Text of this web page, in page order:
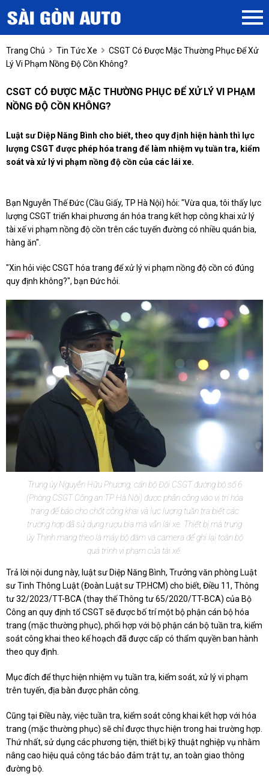
Trang Chủ Tin Tức Xe
CSGT Có Được Mặc Thường Phục Để Xử
Lý Vi Phạm Nồng Độ Cồn Không?
CSGT CÓ ĐƯỢC MẶC THƯỜNG PHỤC ĐỂ XỬ LÝ VI PHẠM
NỒNG ĐỘ CỒN KHÔNG?
Luật sư Diệp Năng Bình cho biết, theo quy định hiện hành thì lực
lượng CSGT được phép hóa trang để làm nhiệm vụ tuần tra, kiểm
soát và xử lý vi phạm nồng độ cồn của các lái xe.
Bạn Nguyễn Thế Đức (Cầu Giấy, TP Hà Nội) hỏi: "Vừa qua, tôi thấy lực
lượng CSGT triển khai phương án hóa trang kết hợp công khai xử lý
tài xế vi phạm nồng độ cồn trên các tuyến đường có nhiều quán bia,
hàng ăn".
"Xin hỏi việc CSGT hóa trang để xử lý vi phạm nồng độ cồn có đúng
quy định không?", bạn Đức hỏi.
Trung úy Nguyễn Hữu Phương, cán bộ Đội CSGT đường bộ số 6
(Phòng CSGT Công an TP Hà Nội) được phân công vào vị trí hóa
trang để báo cho chốt công khai và lực lượng tuần tra biết các
trường hợp đã sử dụng rượu bia mà vẫn lái xe. Thiết bị mà trung
úy Thịnh mang theo là máy bộ đàm và camera để ghi lại toàn bộ
quá trình vi phạm của tài xế.
Trả lời nội dung này, luật sư Diệp Năng Bình, Trưởng văn phòng Luật
sư Tinh Thông Luật (Đoàn Luật sư TP.HCM) cho biết, Điều 11, Thông
tư 32/2023/TT-BCA (thay thế Thông tư 65/2020/TT-BCA) của Bộ
Công an quy định tổ CSGT sẽ được bố trí một bộ phận cán bộ hóa
trang (mặc thường phục), phối hợp với bộ phận cán bộ tuần tra, kiểm
soát công khai theo kế hoạch đã được cấp có thẩm quyền ban hành
theo quy định.
Mục đích để thực hiện nhiệm vụ tuần tra, kiểm soát, xử lý vi phạm
trên tuyến, địa bàn được phân công.
Cũng tại Điều này, việc tuần tra, kiểm soát công khai kết hợp với hóa
trang (mặc thường phục) sẽ chỉ được thực hiện trong hai trường hợp.
Thứ nhất, sử dụng các phương tiện, thiết bị kỹ thuật nghiệp vụ nhằm
nâng cao hiệu quả công tác bảo đảm trật tự, an toàn giao thông
đường bộ.